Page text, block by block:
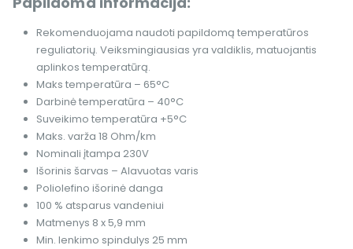
Rekomenduojama naudoti papildomą temperatūros
reguliatorių. Veiksmingiausias yra valdiklis, matuojantis
aplinkos temperatūrą.
Maks temperatūra – 65°C
Darbinė temperatūra – 40°C
Suveikimo temperatūra +5°C
Maks. varža 18 Ohm/km
Nominali įtampa 230V
Išorinis šarvas – Alavuotas varis
Poliolefino išorinė danga
100 % atsparus vandeniui
Matmenys 8 x 5,9 mm
Min. lenkimo spindulys 25 mm